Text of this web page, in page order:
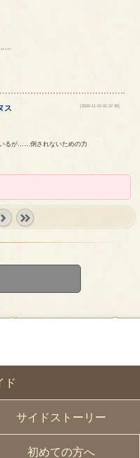
ド
サイドストーリー
初めての方へ
ス
[2020-11-10 01:37:30]
るが……倒されないための力